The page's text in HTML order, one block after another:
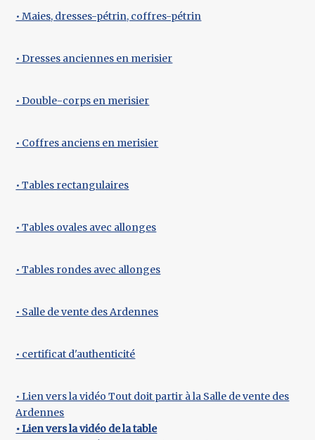
• Maies, dresses-pétrin, coffres-pétrin
• Dresses anciennes en merisier
• Double-corps en merisier
• Coffres anciens en merisier
• Tables rectangulaires
• Tables ovales avec allonges
• Tables rondes avec allonges
• Salle de vente des Ardennes
• certificat d'authenticité
• Lien vers la vidéo Tout doit partir à la Salle de vente des
Ardennes
• Lien vers la vidéo de la table